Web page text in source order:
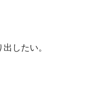
したい。